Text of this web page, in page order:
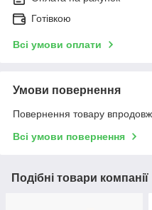
Готівкою
Всі умови оплати
Умови повернення
Повернення товару
Всі умови повернення
Подібні товари компанії